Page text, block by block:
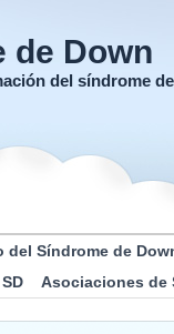
de Down
del síndrome
del Síndrome de
Asociaciones de